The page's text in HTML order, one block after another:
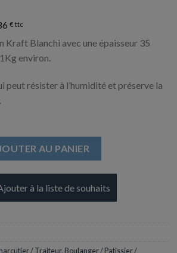
€
Kraft Blanchi avec une épaisseur 35
environ.
peut résister à l’humidité et préserve la
Papier Kraft Blanchi - 50cm
AU PANIER
à la liste de souhaits
/ Traiteur, Boulanger / Patissier /